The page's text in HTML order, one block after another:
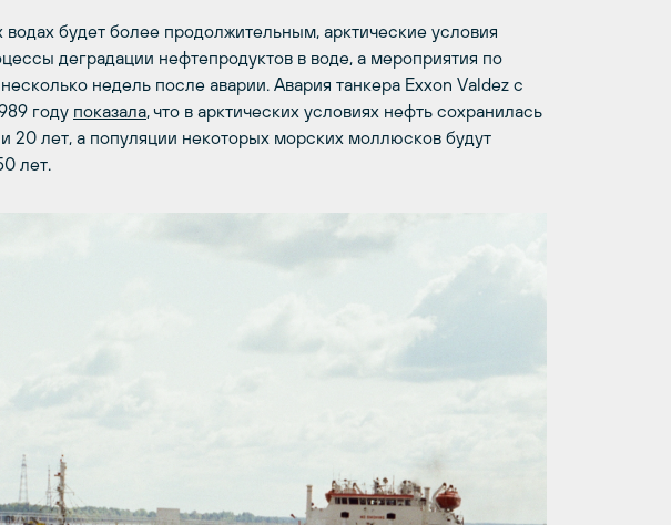
будет более продолжительным, арктические условия
деградации нефтепродуктов в воде, а мероприятия по
недель после аварии. Авария танкера Exxon Valdez с
году показала, что в арктических условиях нефть сохранилась
лет, а популяции некоторых морских моллюсков будут
лет.